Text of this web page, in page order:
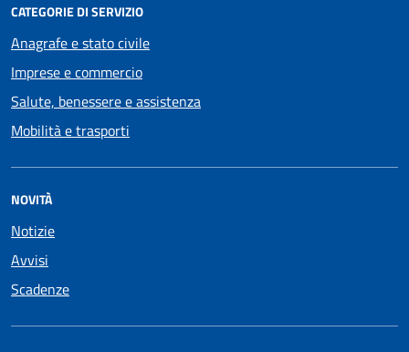
CATEGORIE DI SERVIZIO
Anagrafe e stato civile
Imprese e commercio
Salute, benessere e assistenza
Mobilità e trasporti
NOVITÀ
Notizie
Avvisi
Scadenze